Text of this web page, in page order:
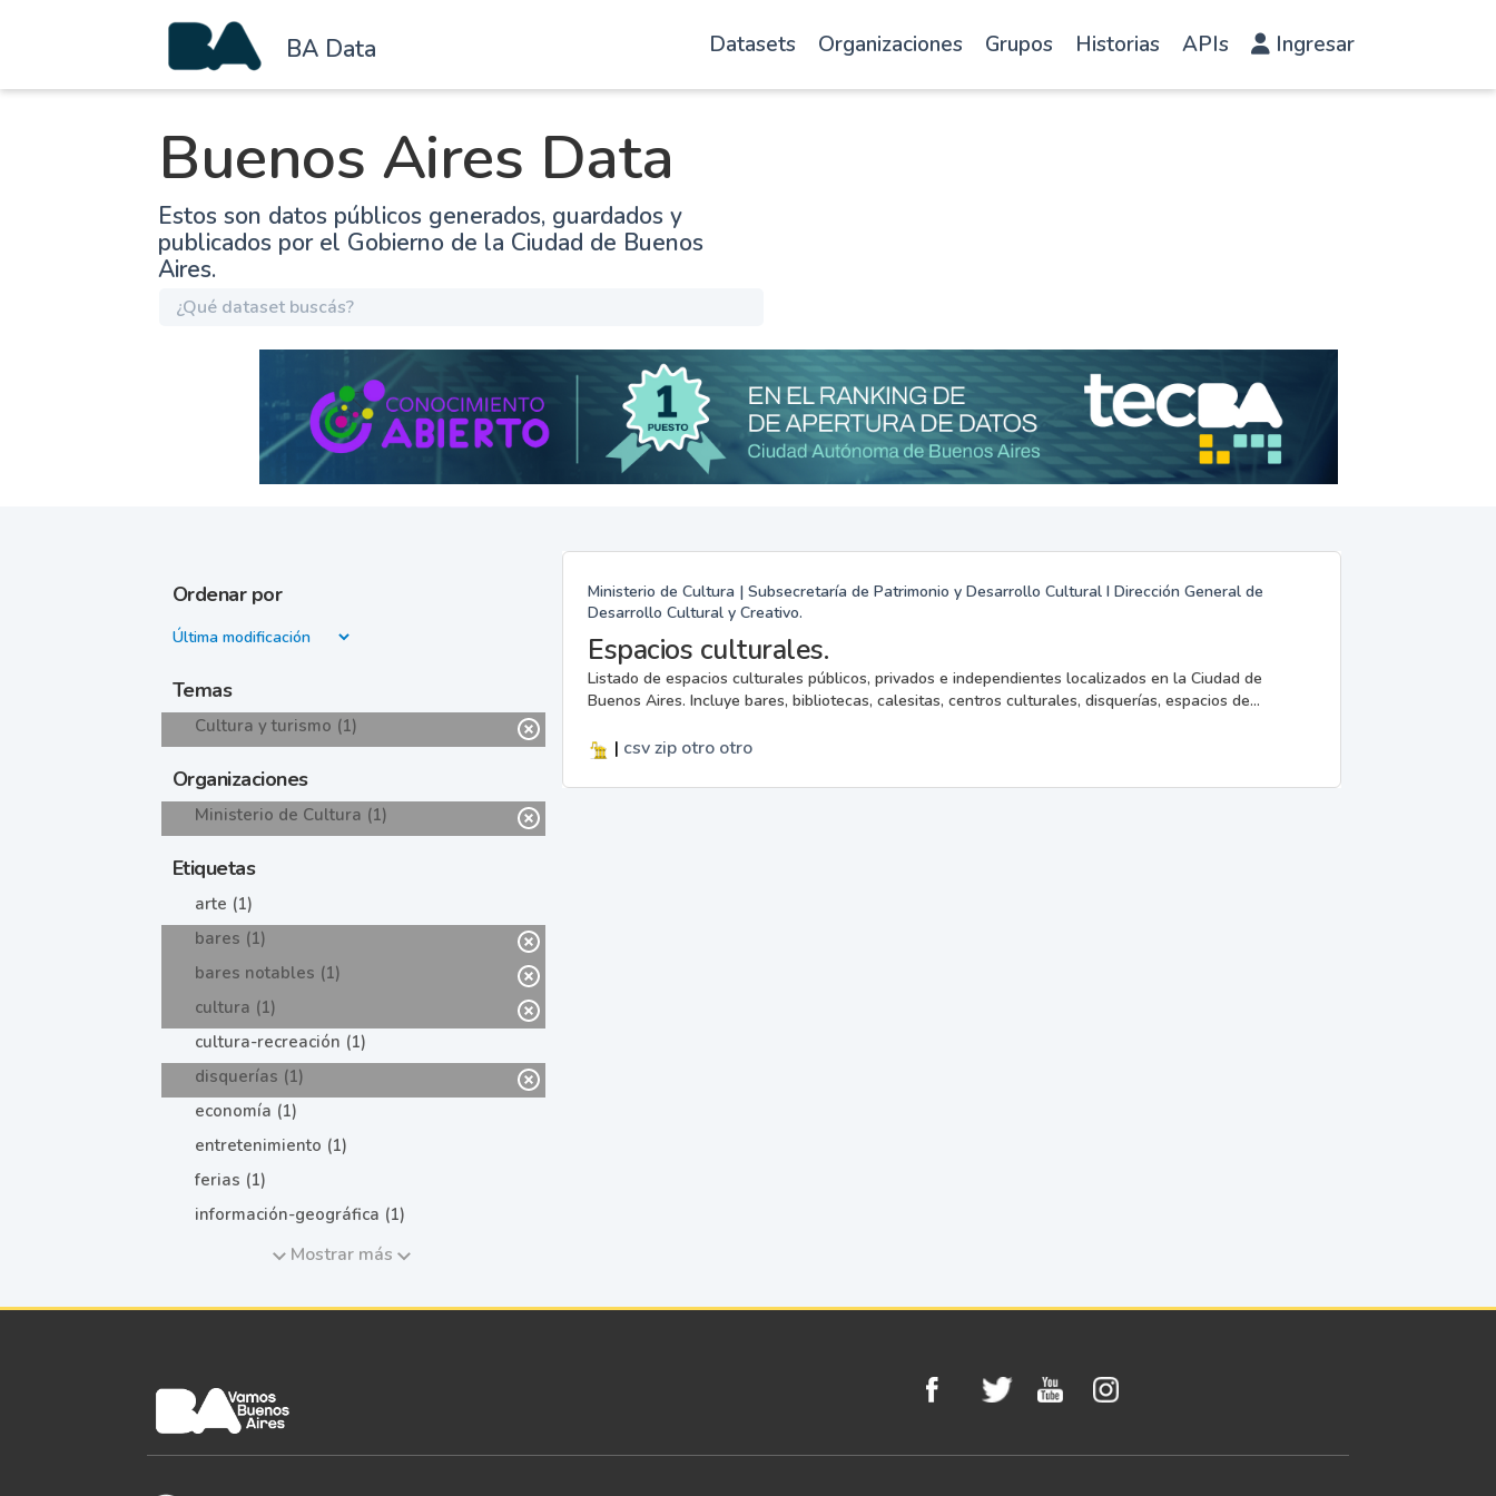
BA Data Datasets Organizaciones Grupos Historias APIs Ingresar
Buenos Aires Data
Estos son datos públicos generados, guardados y
publicados por el Gobierno de la Ciudad de Buenos
Aires.
Ordenar por
Temas
Cultura y turismo (1)
Organizaciones
Ministerio de Cultura (1)
Etiquetas
arte (1)
bares (1)
bares notables (1)
cultura (1)
cultura-recreación (1)
disquerías (1)
economía (1)
entretenimiento (1)
ferias (1)
información-geográfica (1)
Mostrar más
Ministerio de Cultura | Subsecretaría de Patrimonio y Desarrollo Cultural I Dirección General de
Desarrollo Cultural y Creativo.
Espacios culturales.
Listado de espacios culturales públicos, privados e independientes localizados en la Ciudad de
Buenos Aires. Incluye bares, bibliotecas, calesitas, centros culturales, disquerías, espacios de...
| csvzip otro otro